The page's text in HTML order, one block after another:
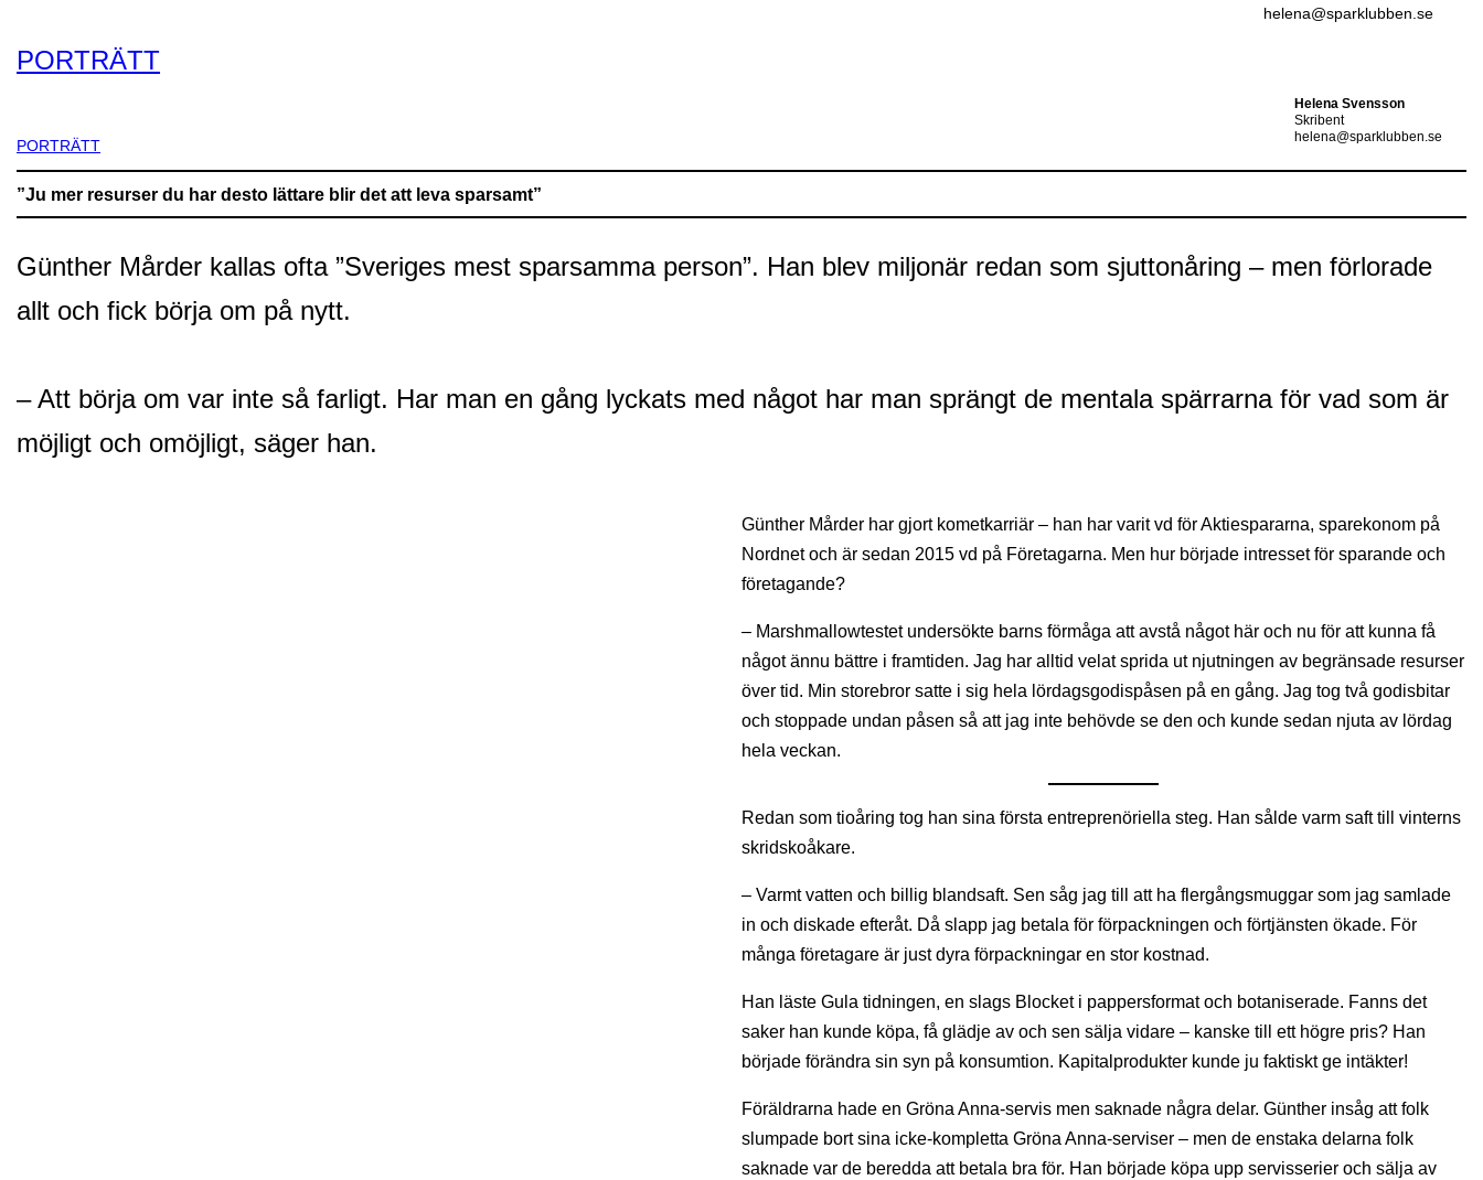
helena@sparklubben.se
PORTRÄTT
PORTRÄTT
Helena Svensson
Skribent
helena@sparklubben.se
”Ju mer resurser du har desto lättare blir det att leva sparsamt”
Günther Mårder kallas ofta ”Sveriges mest sparsamma person”. Han blev miljonär redan som sjuttonåring – men förlorade
allt och fick börja om på nytt.
– Att börja om var inte så farligt. Har man en gång lyckats med något har man sprängt de mentala spärrarna för vad som är
möjligt och omöjligt, säger han.
Günther Mårder har gjort kometkarriär – han har varit vd för Aktiespararna, sparekonom på
Nordnet och är sedan 2015 vd på Företagarna. Men hur började intresset för sparande och
företagande?
– Marshmallowtestet undersökte barns förmåga att avstå något här och nu för att kunna få
något ännu bättre i framtiden. Jag har alltid velat sprida ut njutningen av begränsade resurser
över tid. Min storebror satte i sig hela lördagsgodispåsen på en gång. Jag tog två godisbitar
och stoppade undan påsen så att jag inte behövde se den och kunde sedan njuta av lördag
hela veckan.
Redan som tioåring tog han sina första entreprenöriella steg. Han sålde varm saft till vinterns
skridskoåkare.
– Varmt vatten och billig blandsaft. Sen såg jag till att ha flergångsmuggar som jag samlade
in och diskade efteråt. Då slapp jag betala för förpackningen och förtjänsten ökade. För
många företagare är just dyra förpackningar en stor kostnad.
Han läste Gula tidningen, en slags Blocket i pappersformat och botaniserade. Fanns det
saker han kunde köpa, få glädje av och sen sälja vidare – kanske till ett högre pris? Han
började förändra sin syn på konsumtion. Kapitalprodukter kunde ju faktiskt ge intäkter!
Föräldrarna hade en Gröna Anna-servis men saknade några delar. Günther insåg att folk
slumpade bort sina icke-kompletta Gröna Anna-serviser – men de enstaka delarna folk
saknade var de beredda att betala bra för. Han började köpa upp servisserier och sälja av